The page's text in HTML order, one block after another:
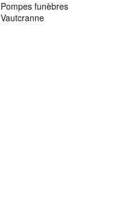
Pompes funèbres
Vautcranne